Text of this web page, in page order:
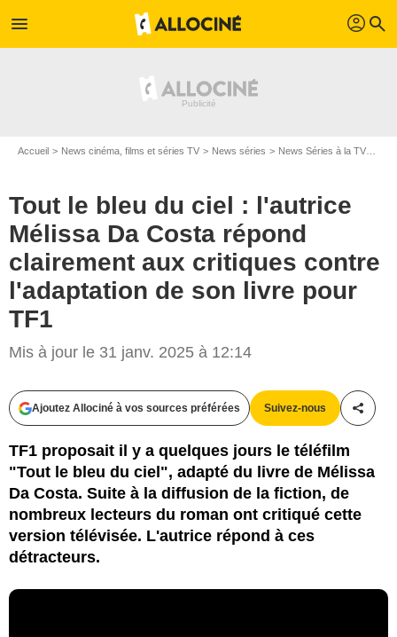
menu profil search
Accueil News cinéma, films et séries TV News séries News Séries à la TV
Tout le bleu du ciel : l'autrice
Mélissa Da Costa répond
clairement aux critiques contre
l'adaptation de son livre pour
TF1
Mis à jour le 31 janv. 2025 à 12:14
Ajoutez Allociné à vos sources préférées Suivez-nous
TF1 proposait il y a quelques jours le téléfilm
"Tout le bleu du ciel", adapté du livre de Mélissa
Da Costa. Suite à la diffusion de la fiction, de
nombreux lecteurs du roman ont critiqué cette
version télévisée. L'autrice répond à ces
détracteurs.